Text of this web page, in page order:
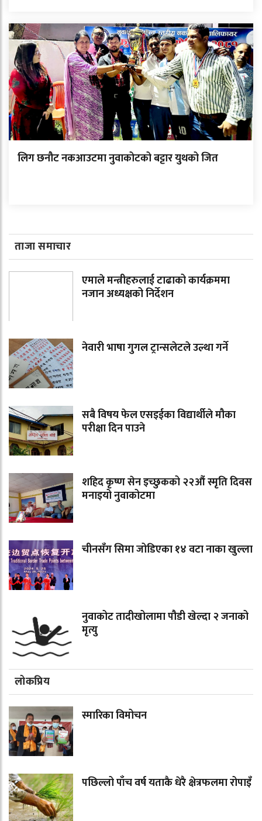
लिग छनौट नकआउटमा नुवाकोटको बट्टार युथको जित
ताजा समाचार
एमाले मन्त्रीहरुलाई टाढाको कार्यक्रममा
नजान अध्यक्षको निर्देशन
नेवारी भाषा गुगल ट्रान्सलेटले उल्था गर्ने
सबै विषय फेल एसइईका विद्यार्थीले मौका
परीक्षा दिन पाउने
शहिद कृष्ण सेन इच्छुकको २२औं स्मृति दिवस
मनाइयो नुवाकोटमा
चीनसँग सिमा जोडिएका १४ वटा नाका खुल्ला
नुवाकोट तादीखोलामा पौडी खेल्दा २ जनाको
मृत्यु
लोकप्रिय
स्मारिका विमोचन
पछिल्लो पाँच वर्ष यताकै धेरै क्षेत्रफलमा रोपाइँ